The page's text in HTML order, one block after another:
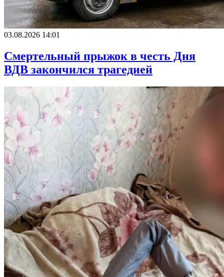
03.08.2026 14:01
Смертельный прыжок в честь Дня
ВДВ закончился трагедией